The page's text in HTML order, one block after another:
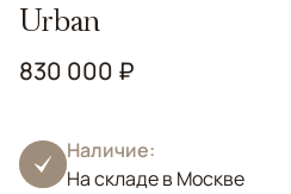
Urban
830 000 ₽
Наличие:
На складе в Москве